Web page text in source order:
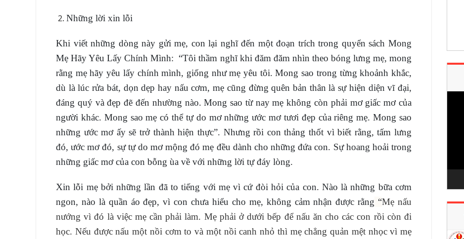
Những lời xin lỗi
Khi viết những dòng này gửi mẹ, con lại nghĩ đến một đoạn trích trong quyển sách Mong
Mẹ Hãy Yêu Lấy Chính Mình: “Tôi thầm nghĩ khi đăm đăm nhìn theo bóng lưng mẹ, mong
rằng mẹ hãy yêu lấy chính mình, giống như mẹ yêu tôi. Mong sao trong từng khoảnh khắc,
dù là lúc rửa bát, dọn dẹp hay nấu cơm, mẹ cũng đừng quên bản thân là sự hiện diện vĩ đại,
đáng quý và đẹp đẽ đến nhường nào. Mong sao từ nay mẹ không còn phải mơ giấc mơ của
người khác. Mong sao mẹ có thể tự do mơ những ước mơ tươi đẹp của riêng mẹ. Mong sao
những ước mơ ấy sẽ trở thành hiện thực”. Nhưng rồi con thảng thốt vì biết rằng, tấm lưng
đó, ước mơ đó, sự tự do mơ mộng đó mẹ đều dành cho những đứa con. Sự hoang hoải trong
những giấc mơ của con bỗng ùa về với những lời tự đáy lòng.
Xin lỗi mẹ bởi những lần đã to tiếng với mẹ vì cứ đòi hỏi của con. Nào là những bữa cơm
ngon, nào là quần áo đẹp, vì con chưa hiểu cho mẹ, không cảm nhận được rằng “Mẹ nấu
nướng vì đó là việc mẹ cần phải làm. Mẹ phải ở dưới bếp để nấu ăn cho các con rồi còn đi
học. Nếu được nấu một nồi cơm to và một nồi canh nhỏ thì mẹ chẳng quản mệt nhọc vì mẹ